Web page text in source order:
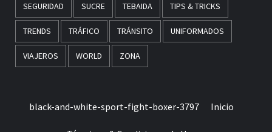
SEGURIDAD SUCRE TEBAIDA TIPS & TRICKS
TRENDS TRÁFICO TRÁNSITO UNIFORMADOS
VIAJEROS WORLD ZONA
black-and-white-sport-fight-boxer-3797 Inicio